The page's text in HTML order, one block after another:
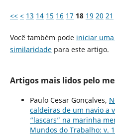
<< < 13 14 15 16 17 18 19 20 21
Você também pode iniciar
similaridadepara este artigo.
Artigos mais lidos pelo
Paulo Cesar Gonçalves,
caldeiras de um navio a
“lascars” na marinha
Mundos do Trabalho: v.